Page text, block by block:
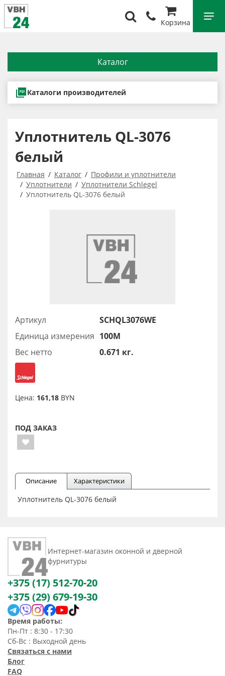
Корзина
Каталог
Каталоги производителей
Уплотнитель QL-3076
белый
Главная Каталог
Профили и уплотнители
Уплотнители
Уплотнители Schlegel
Уплотнитель QL-3076 белый
Артикул
SCHQL3076WE
Единица измерения 100М
Вес нетто
0.671 кг.
Цена: 161,18 BYN
ПОД ЗАКАЗ
Описание Характеристики
Уплотнитель QL-3076 белый
Интернет-магазин оконной и дверной
фурнитуры
+375 (17) 512-70-20
+375 (29) 679-19-30
Время работы:
Пн-Пт : 8:30 - 17:30
Сб-Вс : Выходной день
Связаться с нами
Блог
FAQ